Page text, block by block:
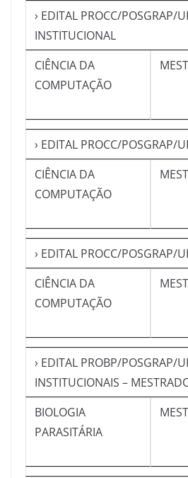
› EDITAL PROCC/POSGRAP/
INSTITUCIONAL
CIÊNCIA DA
COMPUTAÇÃO
› EDITAL PROCC/POSGRAP/
CIÊNCIA DA
COMPUTAÇÃO
› EDITAL PROCC/POSGRAP/
CIÊNCIA DA
COMPUTAÇÃO
› EDITAL PROBP/POSGRAP/
INSTITUCIONAIS –
BIOLOGIA
PARASITÁRIA